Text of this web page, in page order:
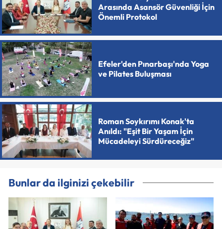
Arasında Asansör Güvenliği İçin
Önemli Protokol
Efeler'den Pınarbaşı'nda Yoga
ve Pilates Buluşması
Roman Soykırımı Konak'ta
Anıldı: "Eşit Bir Yaşam İçin
Mücadeleyi Sürdüreceğiz"
Bunlar da ilginizi çekebilir